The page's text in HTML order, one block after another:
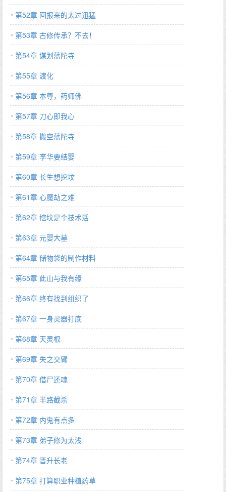
第52章 回报来的太过迅猛
第53章 古修传承？不去！
第54章 谋划蓝陀寺
第55章 渡化
第56章 本尊，药师佛
第57章 刀心即我心
第58章 搬空蓝陀寺
第59章 李华要结婴
第60章 长生想挖坟
第61章 心魔劫之难
第62章 挖坟是个技术活
第63章 元婴大墓
第64章 储物袋的制作材料
第65章 此山与我有缘
第66章 终有找到组织了
第67章 一身灵器打底
第68章 天灵根
第69章 失之交臂
第70章 借尸还魂
第71章 半路截杀
第72章 内鬼有点多
第73章 弟子修为太浅
第74章 晋升长老
第75章 打算职业种植药草